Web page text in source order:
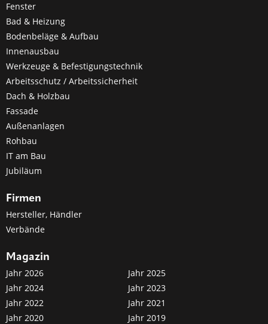
Fenster
Bad & Heizung
Bodenbeläge & Aufbau
Innenausbau
Werkzeuge & Befestigungstechnik
Arbeitsschutz / Arbeitssicherheit
Dach & Holzbau
Fassade
Außenanlagen
Rohbau
IT am Bau
Jubiläum
Firmen
Hersteller, Händler
Verbände
Magazin
Jahr 2026
Jahr 2025
Jahr 2024
Jahr 2023
Jahr 2022
Jahr 2021
Jahr 2020
Jahr 2019